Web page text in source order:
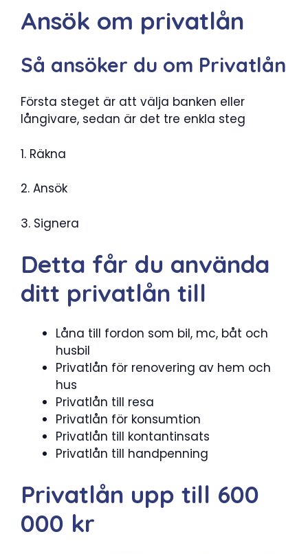
Ansök om privatlån
Så ansöker du om Privatlån
Första steget är att välja banken eller
långivare, sedan är det tre enkla steg
1. Räkna
2. Ansök
3. Signera
Detta får du använda
ditt privatlån till
Låna till fordon som bil, mc, båt och
husbil
Privatlån för renovering av hem och
hus
Privatlån till resa
Privatlån för konsumtion
Privatlån till kontantinsats
Privatlån till handpenning
Privatlån upp till 600
000 kr